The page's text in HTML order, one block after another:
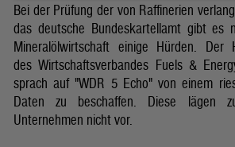
Bei der Prüfung der von Raffinerien
das deutsche Bundeskartellamt gibt es
Mineralölwirtschaft einige Hürden. Der
des Wirtschaftsverbandes Fuels &
sprach auf "WDR 5 Echo" von einem
Daten zu beschaffen. Diese lägen
Unternehmen nicht vor.